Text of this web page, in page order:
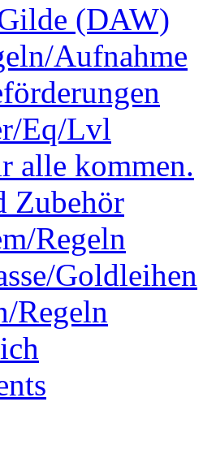
(DAW)
Aufnahme
Eq/Lvl
alle kommen.
Zubehör
Regeln
Goldleihen
Regeln